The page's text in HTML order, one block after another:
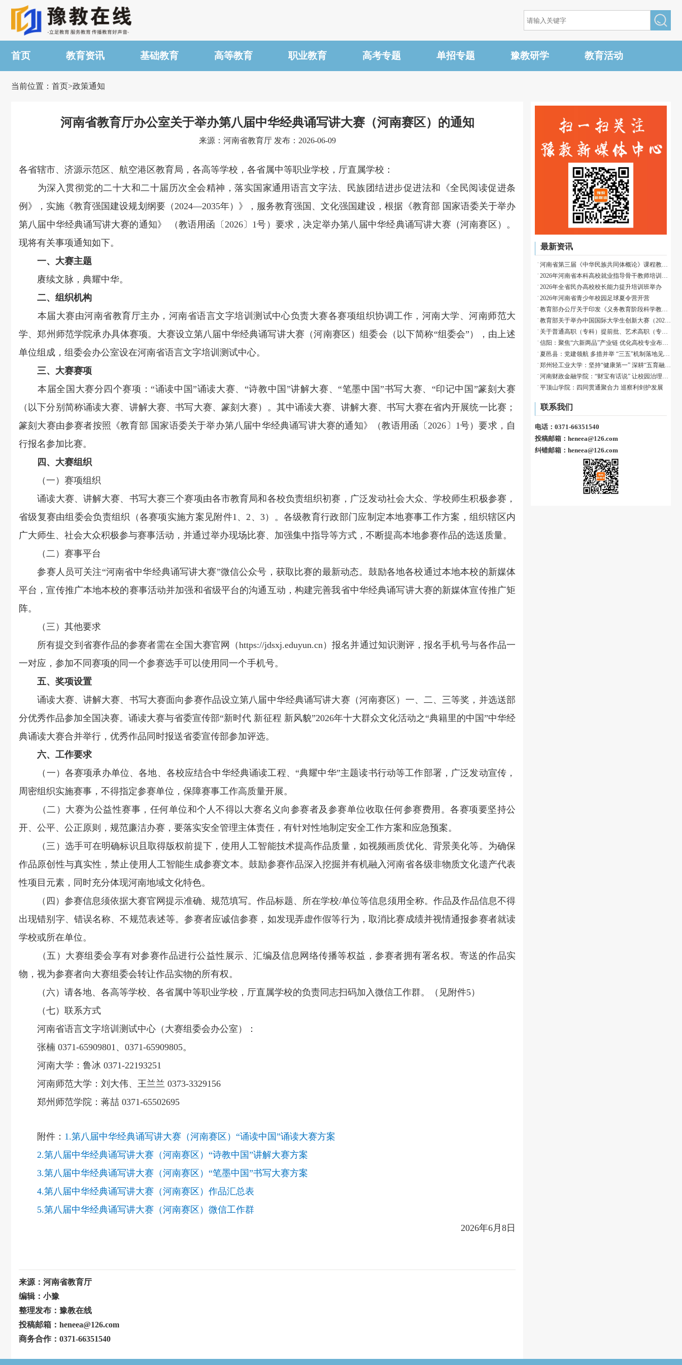
首页 教育资讯 基础教育 高等教育 职业教育 高考专题 单招专题 豫教研学 教育活动
当前位置：首页>政策通知
河南省教育厅办公室关于举办第八届中华经典诵写讲大赛（河南赛区）的通知
来源：河南省教育厅 发布：2026-06-09
各省辖市、济源示范区、航空港区教育局，各高等学校，各省属中等职业学校，厅直属学校：
为深入贯彻党的二十大和二十届历次全会精神，落实国家通用语言文字法、民族团结进步促进法和《全民阅读促进条
例》，实施《教育强国建设规划纲要（2024—2035年）》，服务教育强国、文化强国建设，根据《教育部 国家语委关于举办
第八届中华经典诵写讲大赛的通知》 （教语用函〔2026〕1号）要求，决定举办第八届中华经典诵写讲大赛（河南赛区）。
现将有关事项通知如下。
一、大赛主题
赓续文脉，典耀中华。
二、组织机构
本届大赛由河南省教育厅主办，河南省语言文字培训测试中心负责大赛各赛项组织协调工作，河南大学、河南师范大
学、郑州师范学院承办具体赛项。大赛设立第八届中华经典诵写讲大赛（河南赛区）组委会（以下简称“组委会”），由上述
单位组成，组委会办公室设在河南省语言文字培训测试中心。
三、大赛赛项
本届全国大赛分四个赛项：“诵读中国”诵读大赛、“诗教中国”讲解大赛、“笔墨中国”书写大赛、“印记中国”篆刻大赛
（以下分别简称诵读大赛、讲解大赛、书写大赛、篆刻大赛）。其中诵读大赛、讲解大赛、书写大赛在省内开展统一比赛；
篆刻大赛由参赛者按照《教育部 国家语委关于举办第八届中华经典诵写讲大赛的通知》（教语用函〔2026〕1号）要求，自
行报名参加比赛。
四、大赛组织
（一）赛项组织
诵读大赛、讲解大赛、书写大赛三个赛项由各市教育局和各校负责组织初赛，广泛发动社会大众、学校师生积极参赛，
省级复赛由组委会负责组织（各赛项实施方案见附件1、2、3）。各级教育行政部门应制定本地赛事工作方案，组织辖区内
广大师生、社会大众积极参与赛事活动，并通过举办现场比赛、加强集中指导等方式，不断提高本地参赛作品的选送质量。
（二）赛事平台
参赛人员可关注“河南省中华经典诵写讲大赛”微信公众号，获取比赛的最新动态。鼓励各地各校通过本地本校的新媒体
平台，宣传推广本地本校的赛事活动并加强和省级平台的沟通互动，构建完善我省中华经典诵写讲大赛的新媒体宣传推广矩
阵。
（三）其他要求
所有提交到省赛作品的参赛者需在全国大赛官网（https://jdsxj.eduyun.cn）报名并通过知识测评，报名手机号与各作品一
一对应，参加不同赛项的同一个参赛选手可以使用同一个手机号。
五、奖项设置
诵读大赛、讲解大赛、书写大赛面向参赛作品设立第八届中华经典诵写讲大赛（河南赛区）一、二、三等奖，并选送部
分优秀作品参加全国决赛。诵读大赛与省委宣传部“新时代 新征程 新风貌”2026年十大群众文化活动之“典籍里的中国”中华经
典诵读大赛合并举行，优秀作品同时报送省委宣传部参加评选。
六、工作要求
（一）各赛项承办单位、各地、各校应结合中华经典诵读工程、“典耀中华”主题读书行动等工作部署，广泛发动宣传，
周密组织实施赛事，不得指定参赛单位，保障赛事工作高质量开展。
（二）大赛为公益性赛事，任何单位和个人不得以大赛名义向参赛者及参赛单位收取任何参赛费用。各赛项要坚持公
开、公平、公正原则，规范廉洁办赛，要落实安全管理主体责任，有针对性地制定安全工作方案和应急预案。
（三）选手可在明确标识且取得版权前提下，使用人工智能技术提高作品质量，如视频画质优化、背景美化等。为确保
作品原创性与真实性，禁止使用人工智能生成参赛文本。鼓励参赛作品深入挖掘并有机融入河南省各级非物质文化遗产代表
性项目元素，同时充分体现河南地域文化特色。
（四）参赛信息须依据大赛官网提示准确、规范填写。作品标题、所在学校/单位等信息须用全称。作品及作品信息不得
出现错别字、错误名称、不规范表述等。参赛者应诚信参赛，如发现弄虚作假等行为，取消比赛成绩并视情通报参赛者就读
学校或所在单位。
（五）大赛组委会享有对参赛作品进行公益性展示、汇编及信息网络传播等权益，参赛者拥有署名权。寄送的作品实
物，视为参赛者向大赛组委会转让作品实物的所有权。
（六）请各地、各高等学校、各省属中等职业学校，厅直属学校的负责同志扫码加入微信工作群。（见附件5）
（七）联系方式
河南省语言文字培训测试中心（大赛组委会办公室）：
张楠 0371-65909801、0371-65909805。
河南大学：鲁冰 0371-22193251
河南师范大学：刘大伟、王兰兰 0373-3329156
郑州师范学院：蒋喆 0371-65502695
附件： 1.第八届中华经典诵写讲大赛（河南赛区）“诵读中国”诵读大赛方案
2.第八届中华经典诵写讲大赛（河南赛区）“诗教中国”讲解大赛方案
3.第八届中华经典诵写讲大赛（河南赛区）“笔墨中国”书写大赛方案
4.第八届中华经典诵写讲大赛（河南赛区）作品汇总表
5.第八届中华经典诵写讲大赛（河南赛区）微信工作群
2026年6月8日
来源：河南省教育厅
编辑：小豫
整理发布：豫教在线
投稿邮箱：heneea@126.com
商务合作：0371-66351540
最新资讯
河南省第三届《中华民族共同体概论》课程教学展示活动成功举办
2026年河南省本科高校就业指导骨干教师培训班举办
2026年全省民办高校校长能力提升培训班举办
2026年河南省青少年校园足球夏令营开营
教育部办公厅关于印发《义务教育阶段科学教育“做中学”领航行动指南》的通知
教育部关于举办中国国际大学生创新大赛（2026）的通知
关于普通高职（专科）提前批、艺术高职（专科）批和体育高职（专科）批征集志愿的通知
信阳：聚焦“六新两品”产业链 优化高校专业布局赋能归雁育才
夏邑县：党建领航 多措并举 “三五”机制落地见效织密校园安全防护网
郑州轻工业大学：坚持“健康第一” 深耕“五育融合”
河南财政金融学院：“财宝有话说” 让校园治理有速度、有温度、有深度
平顶山学院：四同贯通聚合力 巡察利剑护发展
联系我们
电话：0371-66351540
投稿邮箱：heneea@126.com
纠错邮箱：heneea@126.com